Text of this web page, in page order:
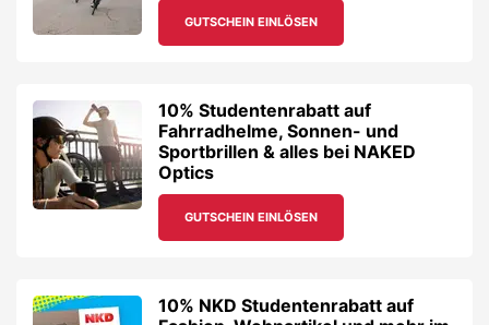
GUTSCHEIN EINLÖSEN
10% Studentenrabatt auf
Fahrradhelme, Sonnen- und
Sportbrillen & alles bei NAKED
Optics
GUTSCHEIN EINLÖSEN
10% NKD Studentenrabatt auf